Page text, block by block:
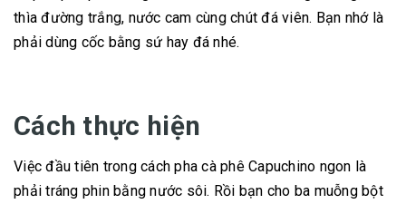
thìa đường trắng, nước cam cùng chút đá viên. Bạn nhớ là
phải dùng cốc bằng sứ hay đá nhé.
Cách thực hiện
Việc đầu tiên trong cách pha cà phê Capuchino ngon là
phải tráng phin bằng nước sôi. Rồi bạn cho ba muỗng bột